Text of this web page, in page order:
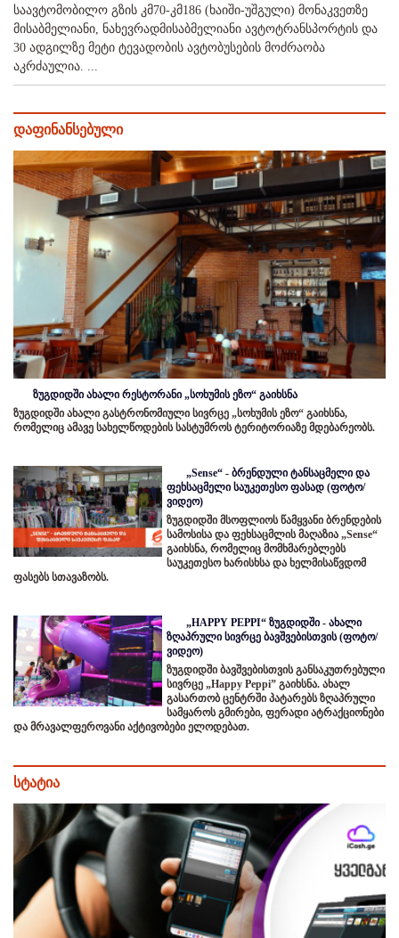
საავტომობილო გზის კმ70-კმ186 (ხაიში-უშგული) მონაკვეთზე
მისაბმელიანი, ნახევრადმისაბმელიანი ავტოტრანსპორტის და
30 ადგილზე მეტი ტევადობის ავტობუსების მოძრაობა
აკრძაულია. ...
დაფინანსებული
ზუგდიდში ახალი რესტორანი „სოხუმის ეზო“ გაიხსნა
ზუგდიდში ახალი გასტრონომიული სივრცე „სოხუმის ეზო“ გაიხსნა,
რომელიც ამავე სახელწოდების სასტუმროს ტერიტორიაზე მდებარეობს.
„Sense“ - ბრენდული ტანსაცმელი და
ფეხსაცმელი საუკეთესო ფასად (ფოტო/
ვიდეო)
ზუგდიდში მსოფლიოს წამყვანი ბრენდების
სამოსისა და ფეხსაცმლის მაღაზია „Sense“
გაიხსნა, რომელიც მომხმარებლებს
საუკეთესო ხარისხსა და ხელმისაწვდომ
ფასებს სთავაზობს.
„HAPPY PEPPI“ ზუგდიდში - ახალი
ზღაპრული სივრცე ბავშვებისთვის (ფოტო/
ვიდეო)
ზუგდიდში ბავშვებისთვის განსაკუთრებული
სივრცე „Happy Peppi” გაიხსნა. ახალ
გასართობ ცენტრში პატარებს ზღაპრული
სამყაროს გმირები, ფერადი ატრაქციონები
და მრავალფეროვანი აქტივობები ელოდებათ.
სტატია